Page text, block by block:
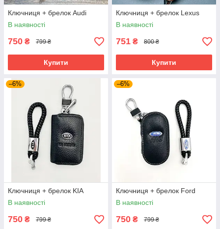
Ключниця + брелок Audi
В наявності
750 ₴ 799 ₴
Купити
Ключниця + брелок Lexus
В наявності
751 ₴ 800 ₴
Купити
–6%
Ключниця + брелок KIA
В наявності
750 ₴ 799 ₴
–6%
Ключниця + брелок Ford
В наявності
750 ₴ 799 ₴